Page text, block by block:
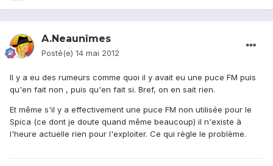
A.Neaunîmes
Posté(e) 14 mai 2012
Il y a eu des rumeurs comme quoi il y avait eu une puce FM puis
qu'en fait non , puis qu'en fait si. Bref, on en sait rien.
Et même s'il y a effectivement une puce FM non utilisée pour le
Spica (ce dont je doute quand même beaucoup) il n'existe à
l'heure actuelle rien pour l'exploiter. Ce qui règle le problème.